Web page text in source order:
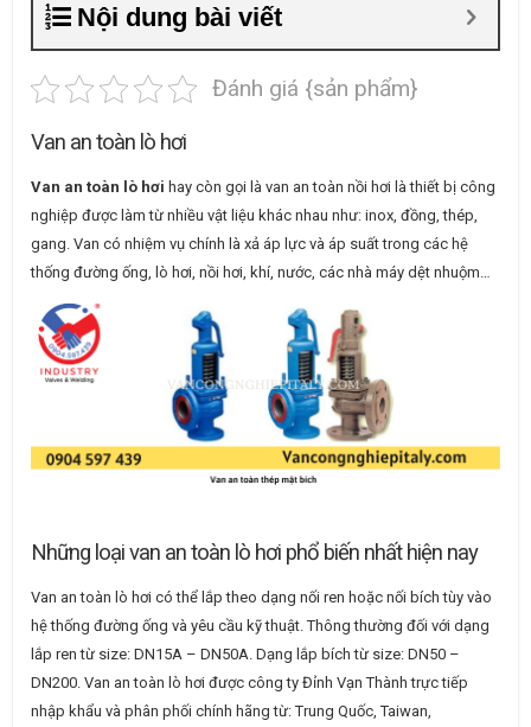
Nội dung bài viết
Đánh giá {sản phẩm}
Van an toàn lò hơi
Van an toàn lò hơi hay còn gọi là van an toàn nồi hơi là thiết bị công
nghiệp được làm từ nhiều vật liệu khác nhau như: inox, đồng, thép,
gang. Van có nhiệm vụ chính là xả áp lực và áp suất trong các hệ
thống đường ống, lò hơi, nồi hơi, khí, nước, các nhà máy dệt nhuộm…
Những loại van an toàn lò hơi phổ biến nhất hiện nay
Van an toàn lò hơi có thể lắp theo dạng nối ren hoặc nối bích tùy vào
hệ thống đường ống và yêu cầu kỹ thuật. Thông thường đối với dạng
lắp ren từ size: DN15A – DN50A. Dạng lắp bích từ size: DN50 –
DN200. Van an toàn lò hơi được công ty Đỉnh Vạn Thành trực tiếp
nhập khẩu và phân phối chính hãng từ: Trung Quốc, Taiwan,